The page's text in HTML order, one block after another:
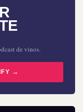
de vinos.
→